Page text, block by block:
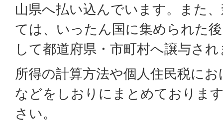
山県へ払い込んでいます。また
ては、いったん国に集められた
して都道府県・市町村へ譲与さ
所得の計算方法や個人住民税に
などをしおりにまとめておりま
さい。